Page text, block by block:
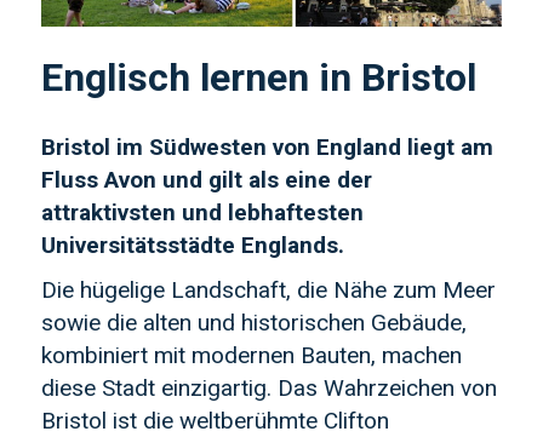
Englisch lernen in Bristol
Bristol im Südwesten von England liegt am
Fluss Avon und gilt als eine der
attraktivsten und lebhaftesten
Universitätsstädte Englands.
Die hügelige Landschaft, die Nähe zum Meer
sowie die alten und historischen Gebäude,
kombiniert mit modernen Bauten, machen
diese Stadt einzigartig. Das Wahrzeichen von
Bristol ist die weltberühmte Clifton